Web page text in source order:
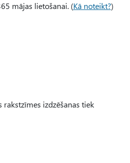
mājas lietošanai. (Kā noteikt?)
rakstzīmes izdzēšanas tiek